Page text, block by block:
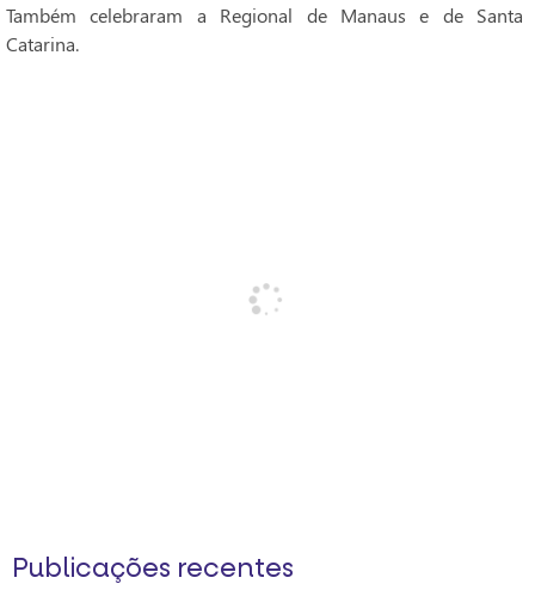
Também celebraram a Regional de Manaus e de Santa
Catarina.
Publicações recentes